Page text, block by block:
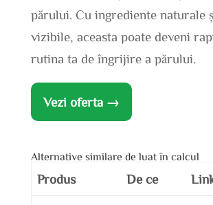
părului. Cu ingrediente naturale
vizibile, aceasta poate deveni
rutina ta de îngrijire a părului.
Vezi oferta →
Alternative similare de luat în calcul
Produs De ce